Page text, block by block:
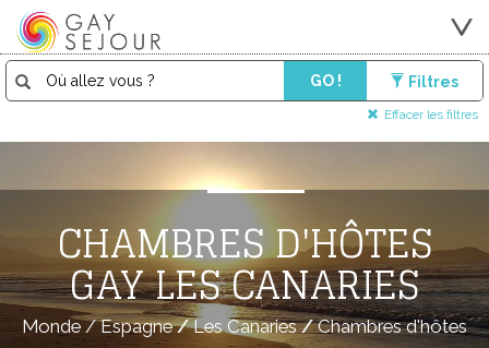
GO ! Filtres
Effacer les filtres
CHAMBRES D'HÔTES
GAY LES CANARIES
Monde/Espagne/Les Canaries/Chambres d'hôtes